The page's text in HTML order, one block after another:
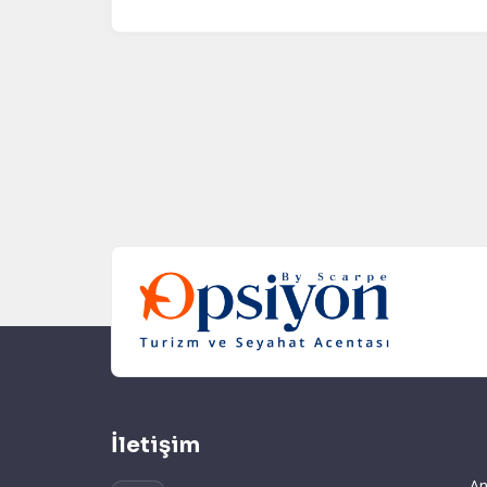
İletişim